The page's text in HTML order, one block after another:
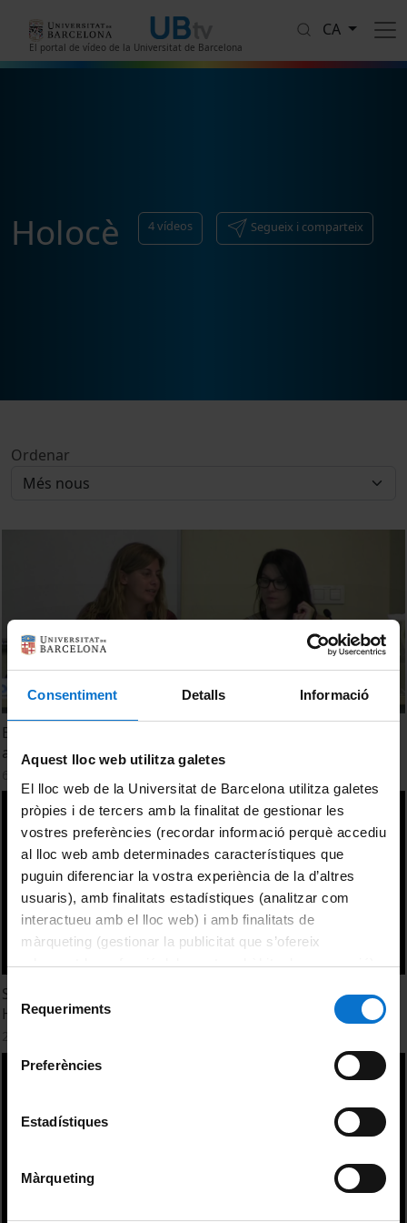
Consentiment Detalls Informació
Aquest lloc web utilitza galetes
El lloc web de la Universitat de Barcelona utilitza galetes
pròpies i de tercers amb la finalitat de gestionar les
vostres preferències (recordar informació perquè accediu
al lloc web amb determinades característiques que
puguin diferenciar la vostra experiència de la d’altres
usuaris), amb finalitats estadístiques (analitzar com
interactueu amb el lloc web) i amb finalitats de
màrqueting (gestionar la publicitat que s’ofereix
adequant-la en funció dels vostres hàbits de navegació).
consultar laPolítica de galetes del lloc web de la
Selecció
de Requeriments
Preferències
Estadístiques
Màrqueting
El portal de vídeo de la Universitat de Barcelona
CA
Holocè 4vídeos Segueix i comparteix
Ordenar
El delta holocè de la Tordera i la plataforma continental
adjacent
Sourcing of north American Huron great lakes basin Early
Holocene chert artifacts by LA-ICP-MS. Patrick Julig